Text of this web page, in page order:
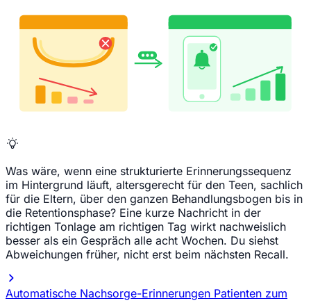
Was wäre, wenn eine strukturierte Erinnerungssequenz
im Hintergrund läuft, altersgerecht für den Teen, sachlich
für die Eltern, über den ganzen Behandlungsbogen bis in
die Retentionsphase? Eine kurze Nachricht in der
richtigen Tonlage am richtigen Tag wirkt nachweislich
besser als ein Gespräch alle acht Wochen. Du siehst
Abweichungen früher, nicht erst beim nächsten Recall.
Automatische Nachsorge-Erinnerungen Patienten zum